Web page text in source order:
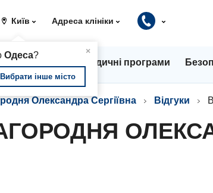
Київ
×
Одеса?
Вибрати інше місто
Адреса клініки
Ціни Медичні програми
Олександра Сергіївна Відгуки